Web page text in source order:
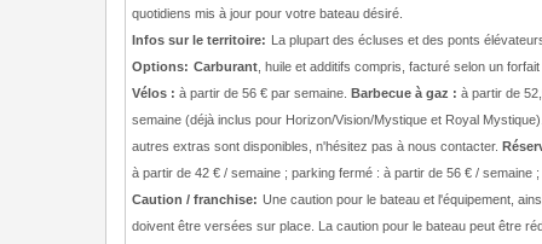
quotidiens mis à jour pour votre bateau désiré.
Infos sur le territoire: La plupart des écluses et des ponts
Options: Carburant , huile et additifs compris, facturé selon un
Vélos : à partir de 56 € par semaine. Barbecue à gaz : à partir de
semaine (déjà inclus pour Horizon/Vision/Mystique et Royal
autres extras sont disponibles, n'hésitez pas à nous contacter.
à partir de 42 € / semaine ; parking fermé : à partir de 56 € / semaine
Caution / franchise: Une caution pour le bateau et l'équipement,
doivent être versées sur place. La caution pour le bateau peut être